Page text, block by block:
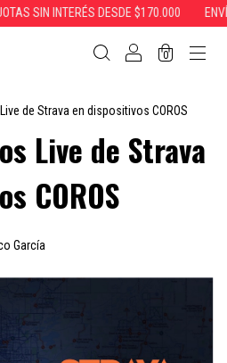
DESDE $170.000 ENVÍOS
0
de Strava en dispositivos COROS
Live de Strava
COROS
García